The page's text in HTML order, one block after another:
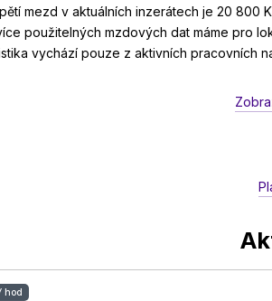
mezd v aktuálních inzerátech je 20 800
použitelných mzdových dat máme pro
vychází pouze z aktivních pracovních
hod